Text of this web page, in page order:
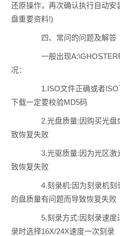
还原操作，再次确认执行自动安
盘重要资料!)
四、常问的问题及解答
一般出现
况：
1.ISO文件正确或者ISO
下载一定要校验MD5码
2.光盘质量:因购买光盘
致恢复失败
3.光驱质量:因为光区激
致恢复失败
4.刻录机:因为刻录机刻
的盘质量有问题而导致恢复失败
5.刻录方式:因刻录速度
录时选择16X/24X速度一次刻录